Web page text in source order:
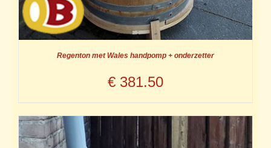
Regenton met Wales handpomp + onderzetter
€ 381.50